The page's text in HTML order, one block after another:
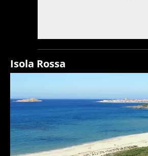
Isola Rossa